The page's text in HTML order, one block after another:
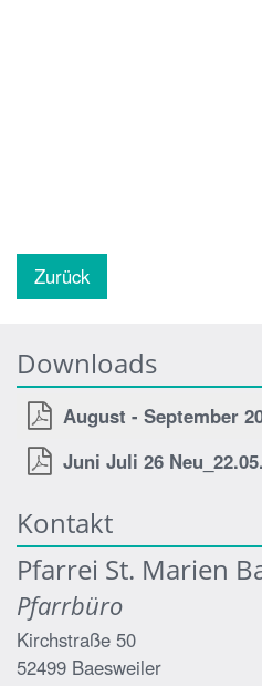
Zurück
Downloads
August - September
Juni Juli 26
Kontakt
Pfarrei St. Marien
Pfarrbüro
Kirchstraße 50
52499 Baesweiler